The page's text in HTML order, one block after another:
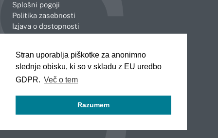
Stran uporablja piškotke za anonimno
slednje obisku, ki so v skladu z EU uredbo
GDPR. Več o tem
Razumem
Splošni pogoji
Politika zasebnosti
Izjava o dostopnosti
Celje
Koper
Kranj
Novo mesto
Slovenj Gradec